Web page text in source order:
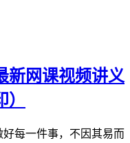
新网课视频讲义
每一件事，不因其易而